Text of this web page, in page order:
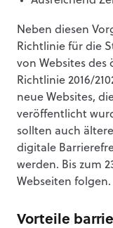
Neben diesen
Richtlinie für die
von Websites des
Richtlinie 2016/
neue Websites,
veröffentlicht
sollten auch
digitale
werden. Bis zum
Webseiten folgen.
Vorteile